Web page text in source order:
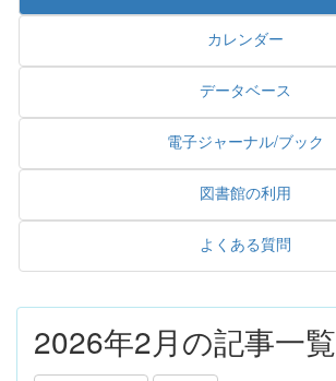
カレンダー
データベース
電子ジャーナル/ブック
図書館の利用
よくある質問
2026年2月の記事一覧